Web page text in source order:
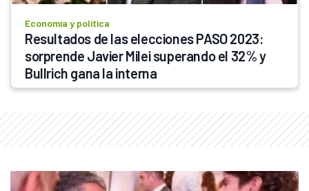
Economía y política
Resultados de las elecciones PASO 2023:
sorprende Javier Milei superando el 32% y
Bullrich gana la interna